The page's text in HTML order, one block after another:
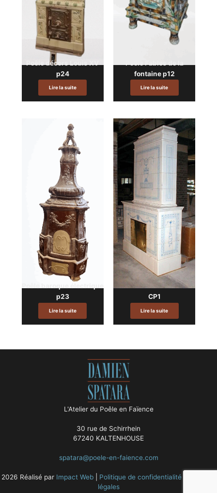
Poêle décors Louis XV
p24
Lire la suite
fontaine p12
Lire la suite
p23
Lire la suite
CP1
Lire la suite
L'Atelier du Poêle en Faïence
30 rue de Schirrhein
67240 KALTENHOUSE
spatara@poele-en-faience.com
2026 Réalisé par Impact Web| Politique de confidentialité|
légales